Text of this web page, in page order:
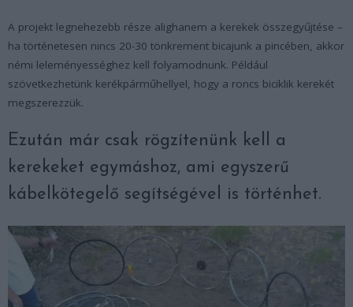
A projekt legnehezebb része alighanem a kerekek összegyűjtése –
ha történetesen nincs 20-30 tönkrement bicajunk a pincében, akkor
némi leleményességhez kell folyamodnunk. Például
szövetkezhetünk kerékpárműhellyel, hogy a roncs biciklik kerekét
megszerezzük.
Ezután már csak rögzítenünk kell a
kerekeket egymáshoz, ami egyszerű
kábelkötegelő segítségével is történhet.